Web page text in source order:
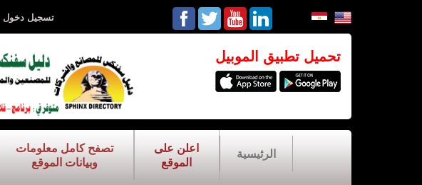
تسجيل دخول
تحميل تطبيق الموبيل
الرئيسية
اعلن على
الموقع
تصفح كامل معلومات
وبيانات الموقع